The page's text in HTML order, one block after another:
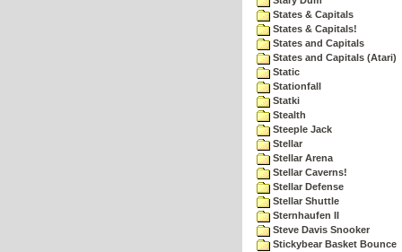
States & Capitals
States & Capitals!
States and Capitals
States and Capitals (Atari)
Static
Stationfall
Statki
Stealth
Steeple Jack
Stellar
Stellar Arena
Stellar Caverns!
Stellar Defense
Stellar Shuttle
Sternhaufen II
Steve Davis Snooker
Stickybear Basket Bounce